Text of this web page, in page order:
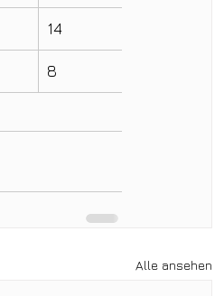
14
8
Alle ansehen